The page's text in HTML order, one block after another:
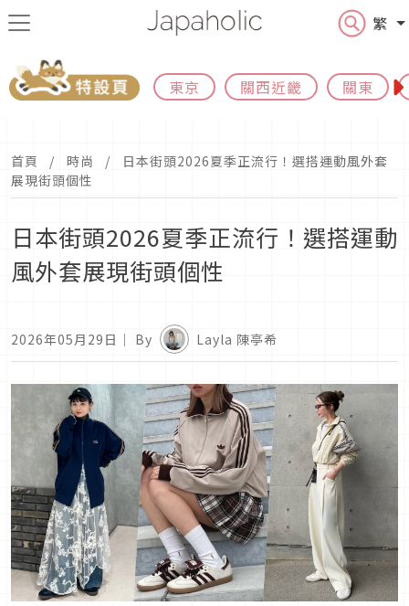
繁
東京 關西近畿 關東
首頁 時尚
日本街頭2026夏季正流行！選搭運動風外套
展現街頭個性
日本街頭2026夏季正流行！選搭運動
風外套展現街頭個性
2026年05月29日 ｜ By Layla 陳亭希